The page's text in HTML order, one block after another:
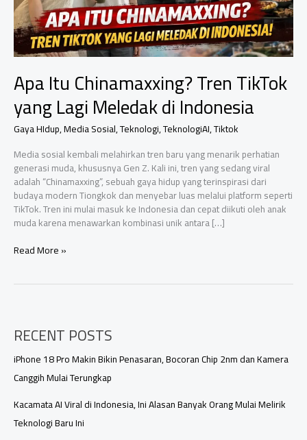
Apa Itu Chinamaxxing? Tren TikTok
yang Lagi Meledak di Indonesia
Gaya HIdup,Media Sosial,Teknologi,TeknologiAI,Tiktok
Media sosial kembali melahirkan tren baru yang menarik perhatian
generasi muda, khususnya Gen Z. Kali ini, tren yang sedang viral
adalah “Chinamaxxing”, sebuah gaya hidup yang terinspirasi dari
budaya modern Tiongkok dan menyebar luas melalui platform seperti
TikTok. Tren ini mulai masuk ke Indonesia dan cepat diikuti oleh anak
muda karena menawarkan kombinasi unik antara […]
Apa
Lagi
Meledak
di
Indonesia
Read More »
RECENT POSTS
iPhone 18 Pro Makin Bikin Penasaran, Bocoran Chip 2nm dan Kamera
Canggih Mulai Terungkap
Kacamata AI Viral di Indonesia, Ini Alasan Banyak Orang Mulai Melirik
Teknologi Baru Ini